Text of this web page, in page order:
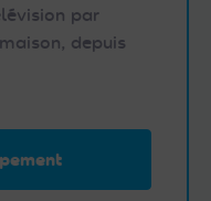
par
depuis